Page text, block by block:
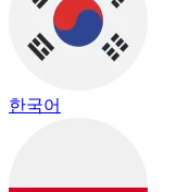
한국어